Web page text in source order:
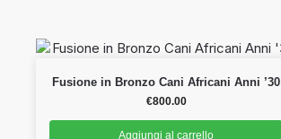
Fusione in Bronzo Cani Africani Anni ’30
€800.00
Aggiungi al carrello